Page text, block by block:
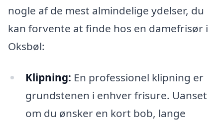
nogle af de mest almindelige ydelser, du
kan forvente at finde hos en damefrisør i
Oksbøl:
Klipning: En professionel klipning er
grundstenen i enhver frisure. Uanset
om du ønsker en kort bob, lange